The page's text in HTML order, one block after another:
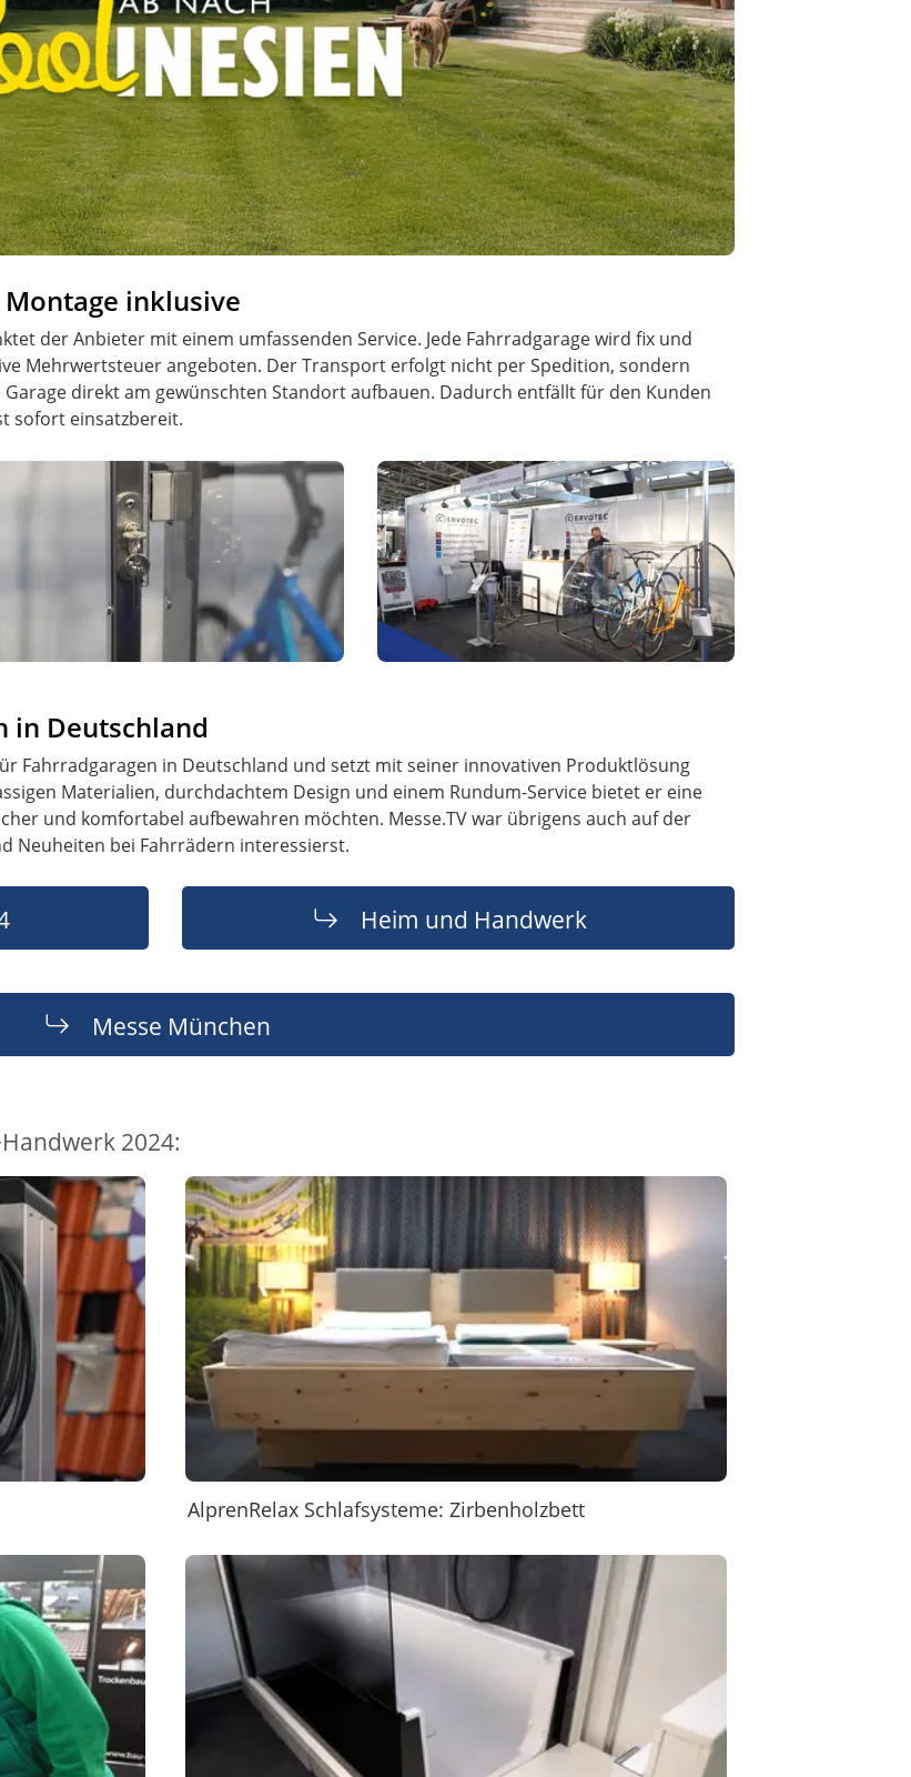
inklusive
der Anbieter mit einem umfassenden Service. Jede Fahrradgarage wird fix und
Mehrwertsteuer angeboten. Der Transport erfolgt nicht per Spedition, sondern
direkt am gewünschten Standort aufbauen. Dadurch entfällt für den Kunden
sofort einsatzbereit.
in Deutschland
Fahrradgaragen in Deutschland und setzt mit seiner innovativen Produktlösung
Materialien, durchdachtem Design und einem Rundum-Service bietet er eine
und komfortabel aufbewahren möchten. Messe.TV war übrigens auch auf der
Neuheiten bei Fahrrädern interessierst.
Heim und Handwerk
Messe München
2024:
AlprenRelax Schlafsysteme: Zirbenholzbett